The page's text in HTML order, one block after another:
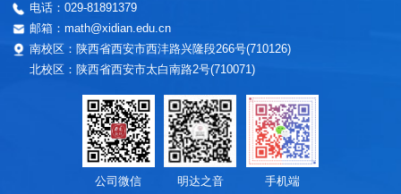
电话：029-81891379
邮箱：math@xidian.edu.cn
南校区：陕西省西安市西沣路兴隆段266号(710126)
北校区：陕西省西安市太白南路2号(710071)
公司微信 明达之音 手机端